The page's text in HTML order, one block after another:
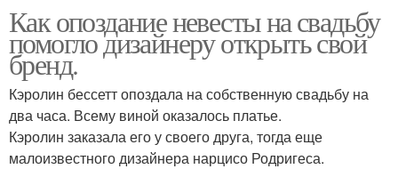
Как опоздание невесты на свадьбу
помогло дизайнеру открыть свой
бренд.
Кэролин бессетт опоздала на собственную свадьбу на
два часа. Всему виной оказалось платье.
Кэролин заказала его у своего друга, тогда еще
малоизвестного дизайнера нарцисо Родригеса.